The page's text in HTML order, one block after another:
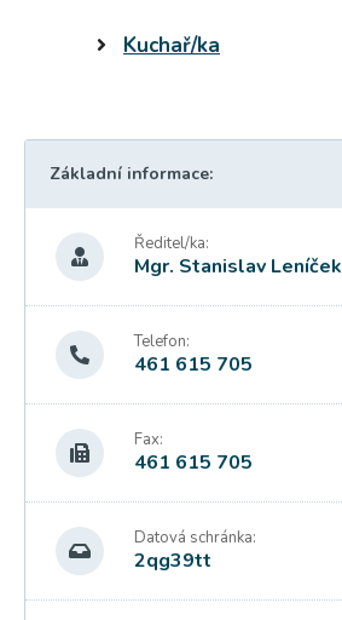
Kuchař/ka
Základní informace:
Ředitel/ka:
Mgr. Stanislav Leníček
Telefon:
461 615 705
Fax:
461 615 705
Datová schránka:
2qg39tt